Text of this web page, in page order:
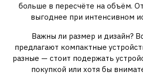
больше в пересчёте на объём.
выгоднее при интенсивном
Важны ли размер и дизайн?
предлагают компактные
разные — стоит подержать
покупкой или хотя бы